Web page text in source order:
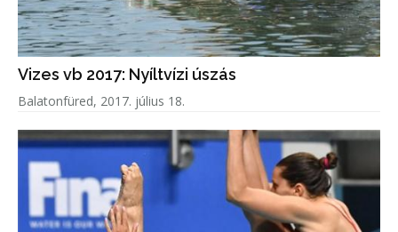
Vizes vb 2017: Nyíltvízi úszás
Balatonfüred, 2017. július 18.